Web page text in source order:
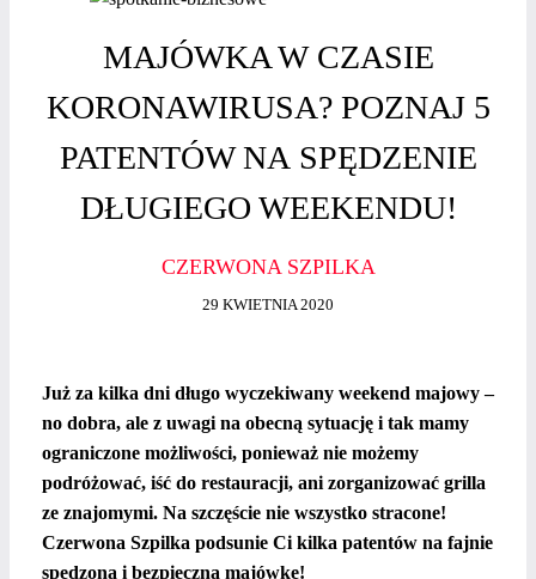
MAJÓWKA W CZASIE
KORONAWIRUSA? POZNAJ 5
PATENTÓW NA SPĘDZENIE
DŁUGIEGO WEEKENDU!
CZERWONA SZPILKA
29 KWIETNIA 2020
Już za kilka dni długo wyczekiwany weekend majowy –
no dobra, ale z uwagi na obecną sytuację i tak mamy
ograniczone możliwości, ponieważ nie możemy
podróżować, iść do restauracji, ani zorganizować grilla
ze znajomymi. Na szczęście nie wszystko stracone!
Czerwona Szpilka podsunie Ci kilka patentów na fajnie
spędzoną i bezpieczną majówkę!